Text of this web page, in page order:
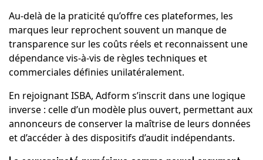
Au-delà de la praticité qu’offre ces plateformes, les
marques leur reprochent souvent un manque de
transparence sur les coûts réels et reconnaissent une
dépendance vis-à-vis de règles techniques et
commerciales définies unilatéralement.
En rejoignant ISBA, Adform s’inscrit dans une logique
inverse : celle d’un modèle plus ouvert, permettant aux
annonceurs de conserver la maîtrise de leurs données
et d’accéder à des dispositifs d’audit indépendants.